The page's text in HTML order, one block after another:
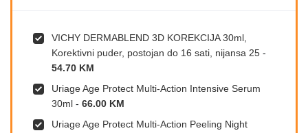
VICHY DERMABLEND 3D KOREKCIJA 30ml,
Korektivni puder, postojan do 16 sati, nijansa 25 -
54.70 KM
Uriage Age Protect Multi-Action Intensive Serum
30ml - 66.00 KM
Uriage Age Protect Multi-Action Peeling Night